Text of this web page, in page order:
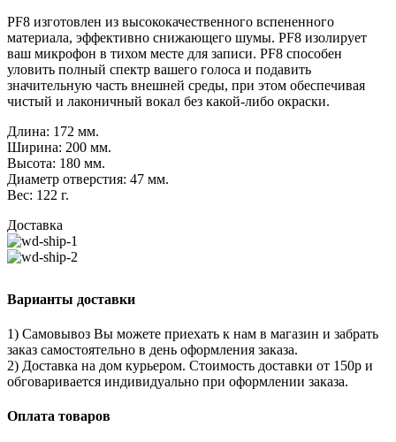
PF8 изготовлен из высококачественного вспененного
материала, эффективно снижающего шумы. PF8 изолирует
ваш микрофон в тихом месте для записи. PF8 способен
уловить полный спектр вашего голоса и подавить
значительную часть внешней среды, при этом обеспечивая
чистый и лаконичный вокал без какой-либо окраски.
Длина: 172 мм.
Ширина: 200 мм.
Высота: 180 мм.
Диаметр отверстия: 47 мм.
Вес: 122 г.
Доставка
Варианты доставки
1) Самовывоз Вы можете приехать к нам в магазин и забрать
заказ самостоятельно в день оформления заказа.
2) Доставка на дом курьером. Стоимость доставки от 150р и
обговаривается индивидуально при оформлении заказа.
Оплата товаров